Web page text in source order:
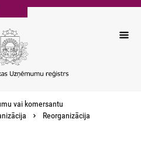
vai komersantu
Reorganizācija